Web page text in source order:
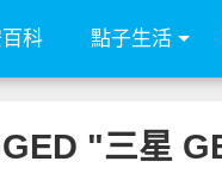
科 點子生活
"三星